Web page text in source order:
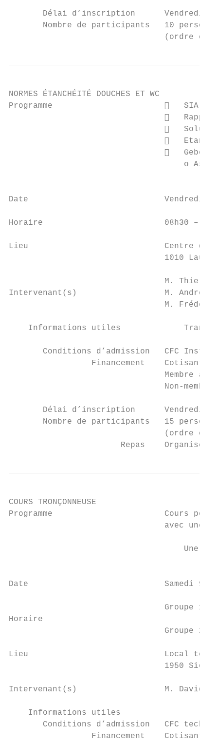
Délai d’inscription      Vendredi
Nombre de participants   10
(ordre
NORMES ÉTANCHÉITÉ DOUCHES ET WC
Programme                          SIA 181/
   Rappel



o
Date                            Vendredi 8
Horaire                         08h30 –
Lieu                            Centre de
1010
M. Thierry
Intervenant(s)                  M. Andréas
M.
Informations utiles
Conditions d’admission   CFC
Financement    Cotisant
Membre
Non-
Délai d’inscription      Vendredi
Nombre de participants   15
(ordre
Repas    Organisé
COURS TRONÇONNEUSE
Programme                       Cours pour
avec une
Une
Date                            Samedi 9
Groupe 1 :
Horaire
Groupe 2 :
Lieu                            Local tec-
                                1950 Sion
Intervenant(s)                  M. David
    Informations utiles
Conditions d’admission   CFC
Financement    Cotisant